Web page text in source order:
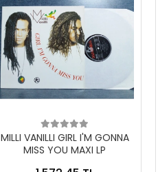
MILLI VANILLI GIRL I'M GONNA
MISS YOU MAXI LP